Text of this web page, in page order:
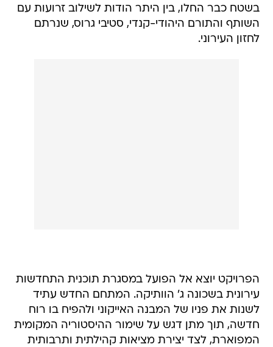
בשטח כבר החלו, בין היתר הודות לשילוב זרועות עם
השותף והתורם היהודי-קנדי, סטיבי גרוס, שנרתם
לחזון העירוני.
​הפרויקט יוצא אל הפועל במסגרת תוכנית התחדשות
עירונית בשכונה ג' הוותיקה. ​המתחם החדש עתיד
לשנות את פניו של המבנה האייקוני ולהפיח בו רוח
חדשה, תוך מתן דגש על שימור ההיסטוריה המקומית
המפוארת, לצד יצירת מציאות קהילתית ותרבותית